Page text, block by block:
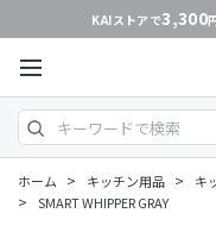
KAIストアで3,300
ホーム > キッチン用品 > キ
> SMART WHIPPER GRAY